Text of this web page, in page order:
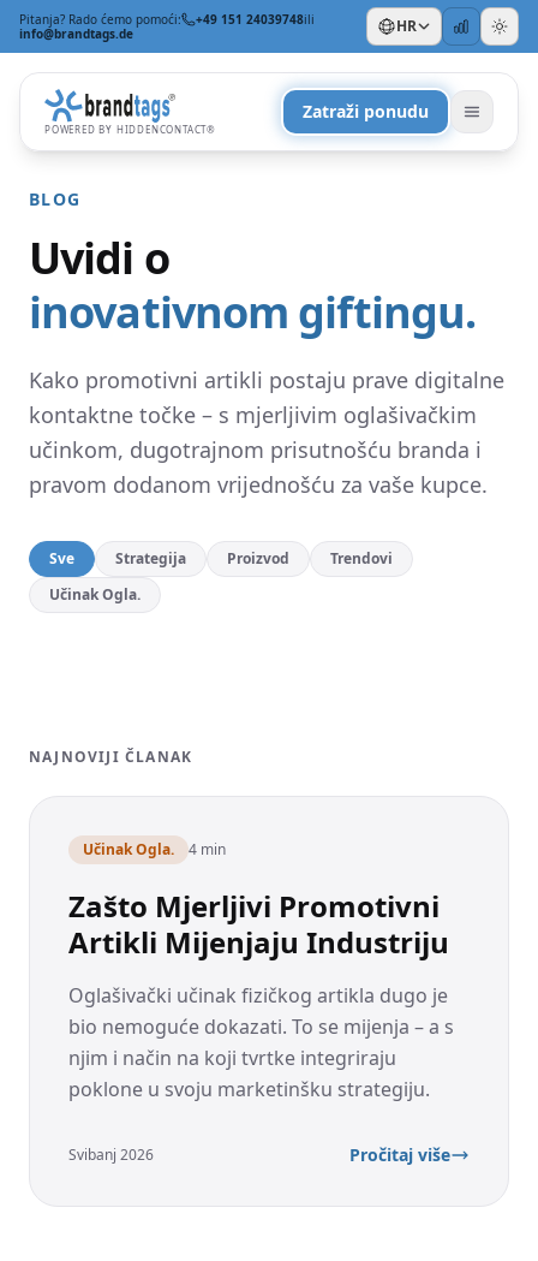
Pitanja? Rado ćemo pomoći: +49 151 24039748ili
info@brandtags.de
HR
POWERED BY HIDDENCONTACT®
Zatraži ponudu
PREMA PRILICI
Za Božić+
Upravljačka ploča
BLOG
Uvidi o
inovativnom giftingu.
Kako promotivni artikli postaju prave digitalne
kontaktne točke – s mjerljivim oglašivačkim
učinkom, dugotrajnom prisutnošću branda i
pravom dodanom vrijednošću za vaše kupce.
Sve Strategija Proizvod
Trendovi
Učinak Ogla.
NAJNOVIJI ČLANAK
Učinak Ogla. 4 min
Zašto Mjerljivi Promotivni
Artikli Mijenjaju Industriju
Oglašivački učinak fizičkog artikla dugo je
bio nemoguće dokazati. To se mijenja – a s
njim i način na koji tvrtke integriraju
poklone u svoju marketinšku strategiju.
Svibanj 2026 Pročitaj više